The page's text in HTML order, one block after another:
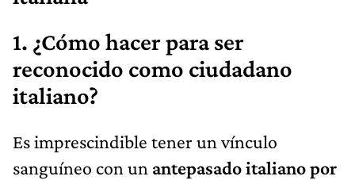
1. ¿Cómo hacer para ser
reconocido como ciudadano
italiano?
Es imprescindible tener un vínculo
sanguíneo con un antepasado italiano por